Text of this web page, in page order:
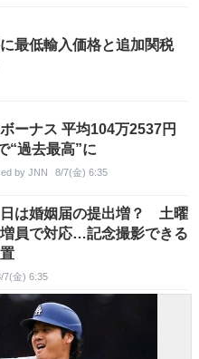
最低輸入価格と追加関税
ーナス 平均104万2537円
“過去最高”に
by JNN 8/7(金) 6:35
は婚姻届の提出増？ 土曜
員で対応…記念撮影できる
7(金) 6:35